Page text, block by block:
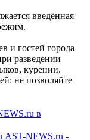
введённая
и гостей города
разведении
курении.
не позволяйте
в
AST-NEWS.ru -